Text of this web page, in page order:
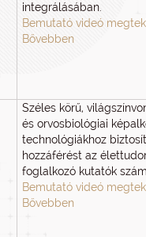
integrálásában.
Bemutató videó
Bővebben
Széles körű,
és orvosbiológiai
technológiákhoz
hozzáférést az
foglalkozó kutatók
Bemutató videó
Bővebben